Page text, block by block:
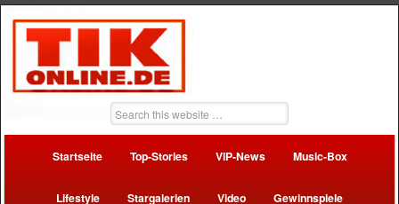
Startseite Top-Stories VIP-News Music-Box
Lifestyle Stargalerien Video Gewinnspiele